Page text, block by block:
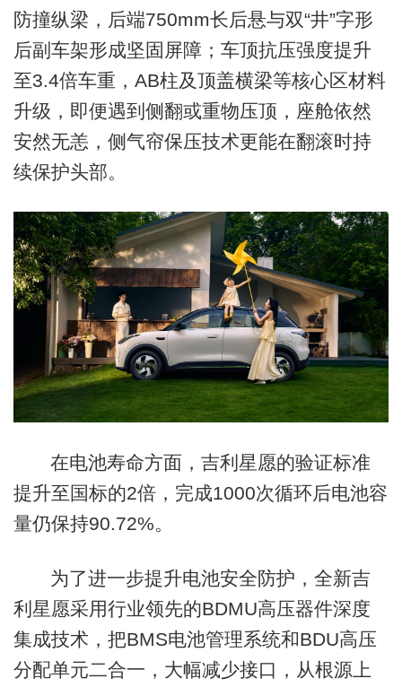
防撞纵梁，后端750mm长后悬与双“井”字形
后副车架形成坚固屏障；车顶抗压强度提升
至3.4倍车重，AB柱及顶盖横梁等核心区材料
升级，即便遇到侧翻或重物压顶，座舱依然
安然无恙，侧气帘保压技术更能在翻滚时持
续保护头部。
在电池寿命方面，吉利星愿的验证标准
提升至国标的2倍，完成1000次循环后电池容
量仍保持90.72%。
为了进一步提升电池安全防护，全新吉
利星愿采用行业领先的BDMU高压器件深度
集成技术，把BMS电池管理系统和BDU高压
分配单元二合一，大幅减少接口，从根源上